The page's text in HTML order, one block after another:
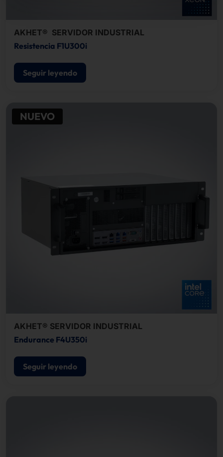
AKHET® SERVIDOR INDUSTRIAL
Resistencia F1U300i
Seguir leyendo
NUEVO
AKHET® SERVIDOR INDUSTRIAL
Endurance F4U350i
Seguir leyendo